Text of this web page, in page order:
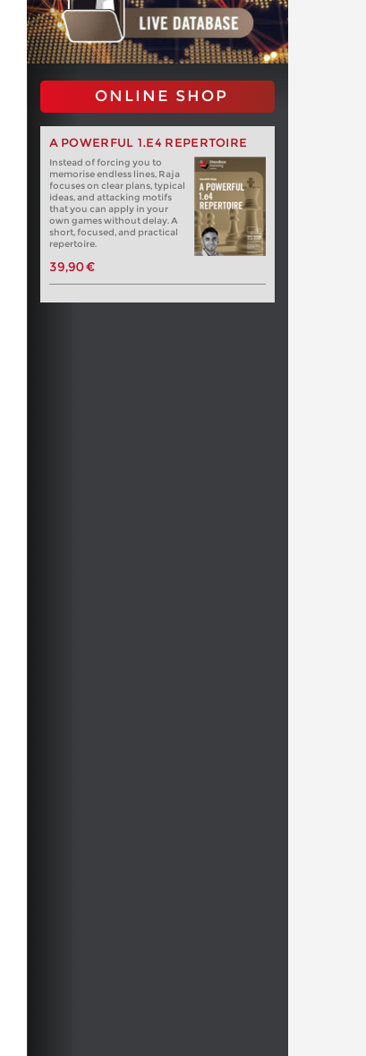
ONLINE SHOP
A POWERFUL 1.E4 REPERTOIRE
Instead of forcing you to
memorise endless lines, Raja
focuses on clear plans, typical
ideas, and attacking motifs
that you can apply in your
own games without delay. A
short, focused, and practical
repertoire.
39,90 €